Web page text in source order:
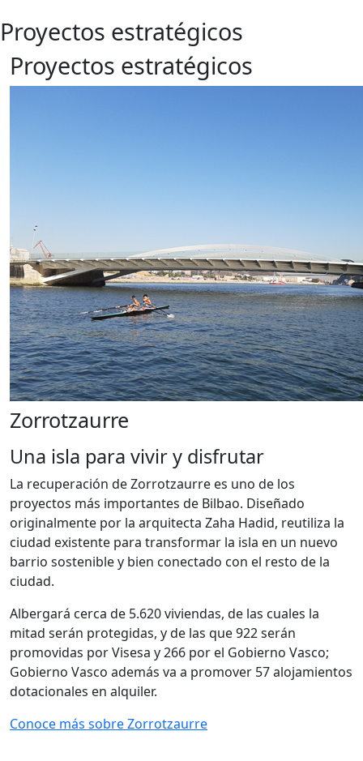
Proyectos estratégicos
Proyectos estratégicos
Zorrotzaurre
Una isla para vivir y disfrutar
La recuperación de Zorrotzaurre es uno de los
proyectos más importantes de Bilbao. Diseñado
originalmente por la arquitecta Zaha Hadid, reutiliza la
ciudad existente para transformar la isla en un nuevo
barrio sostenible y bien conectado con el resto de la
ciudad.
Albergará cerca de 5.620 viviendas, de las cuales la
mitad serán protegidas, y de las que 922 serán
promovidas por Visesa y 266 por el Gobierno Vasco;
Gobierno Vasco además va a promover 57 alojamientos
dotacionales en alquiler.
Conoce más sobre Zorrotzaurre